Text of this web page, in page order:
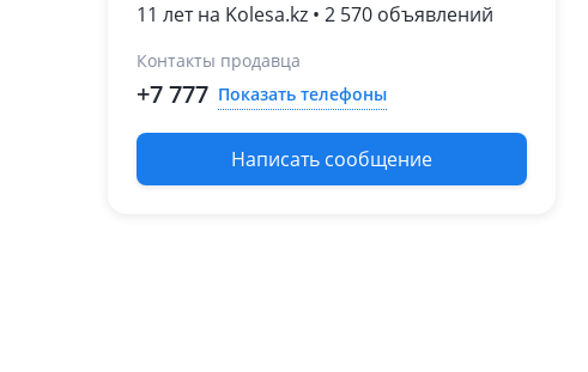
11 лет на Kolesa.kz • 2 570 объявлений
Контакты продавца
+7 777 Показать телефоны
Написать сообщение